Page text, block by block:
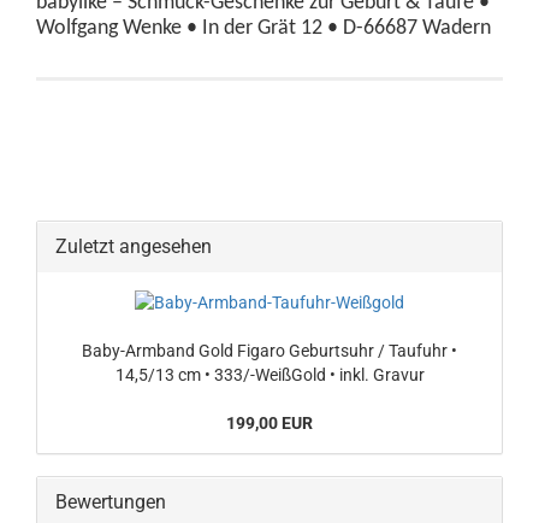
Wolfgang Wenke • In der Grät 12 • D-66687 Wadern
Zuletzt angesehen
Baby-Armband Gold Figaro Geburtsuhr / Taufuhr •
14,5/13 cm • 333/-WeißGold • inkl. Gravur
199,00 EUR
Bewertungen